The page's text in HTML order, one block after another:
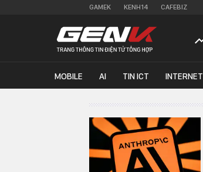
GAMEK KENH14 CAFEBIZ
MOBILE AI TIN ICT INTERNET